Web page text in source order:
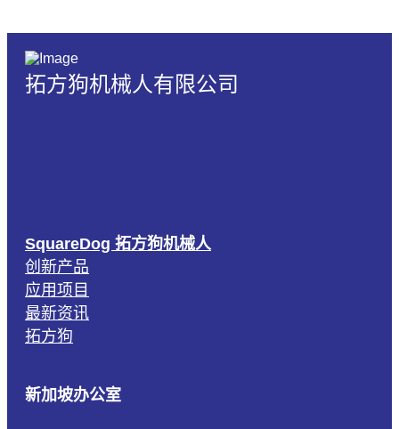
拓方狗机械人有限公司
SquareDog 拓方狗机械人
创新产品
应用项目
最新资讯
拓方狗
新加坡办公室